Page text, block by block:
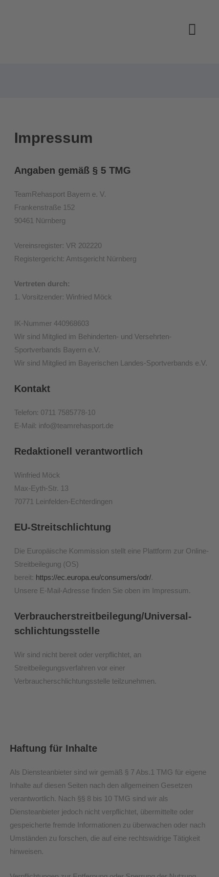
Impressum
Angaben gemäß § 5 TMG
TeamRehasport Bayern e. V.
Frankenstraße 152
90461 Nürnberg
Vereinsregister: VR 202220
Registergericht: Amtsgericht Nürnberg
Vertreten durch:
1. Vorsitzender: Winfried Möck
IK-Nummer 440968603
Wir sind Mitglied im Behinderten- und Versehrten-
Sportverbands Bayern e.V.
Wir sind Mitglied im Bayerischen Landes-Sportverbands e.V.
Kontakt
Telefon: 0711 7585778-10
E-Mail: info@teamrehasport.de
Redaktionell verantwortlich
Winfried Möck
Max-Eyth-Str. 13
70771 Leinfelden-Echterdingen
EU-Streitschlichtung
Die Europäische Kommission stellt eine Plattform zur Online-
Streitbeilegung (OS)
bereit: https://ec.europa.eu/consumers/odr/.
Unsere E-Mail-Adresse finden Sie oben im Impressum.
Verbraucher­streit­beilegung/Universal­
schlichtungs­stelle
Wir sind nicht bereit oder verpflichtet, an
Streitbeilegungsverfahren vor einer
Verbraucherschlichtungsstelle teilzunehmen.
Haftung für Inhalte
Als Diensteanbieter sind wir gemäß § 7 Abs.1 TMG für eigene
Inhalte auf diesen Seiten nach den allgemeinen Gesetzen
verantwortlich. Nach §§ 8 bis 10 TMG sind wir als
Diensteanbieter jedoch nicht verpflichtet, übermittelte oder
gespeicherte fremde Informationen zu überwachen oder nach
Umständen zu forschen, die auf eine rechtswidrige Tätigkeit
hinweisen.